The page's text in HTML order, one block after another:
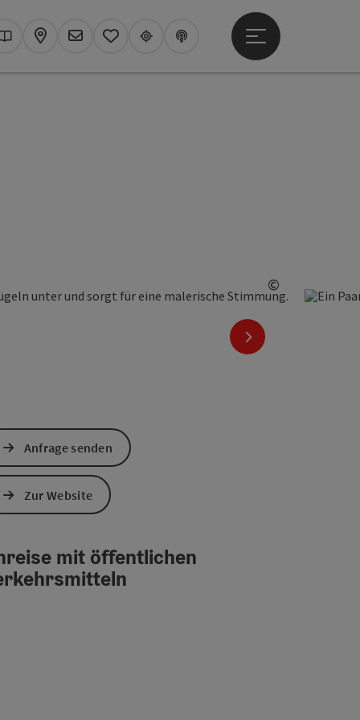
Kataloge
KarteNewsletter
MerkzettelUpperguide
Podcast
Hauptmenü öffnen
©
Copyright
nächstes Element
Anfrage senden
Zur Website
mit öffentlichen